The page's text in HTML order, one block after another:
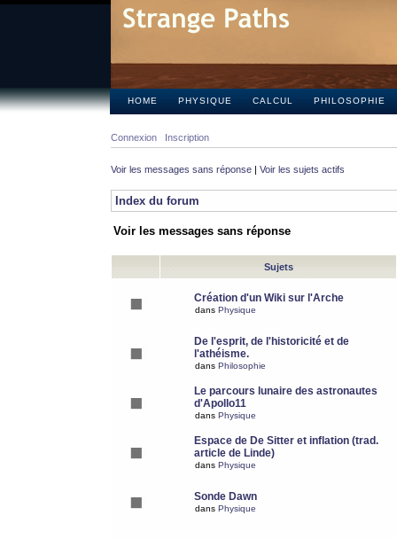
HOME PHYSIQUE CALCUL PHILOSOPHIE
Connexion Inscription
Voir les messages sans réponse | Voir les sujets actifs
Index du forum
Voir les messages sans réponse
Sujets
Création d'un Wiki sur l'Arche
dans Physique
De l'esprit, de l'historicité et de
l'athéisme.
dans Philosophie
Le parcours lunaire des astronautes
d'Apollo11
dans Physique
Espace de De Sitter et inflation (trad.
article de Linde)
dans Physique
Sonde Dawn
dans Physique